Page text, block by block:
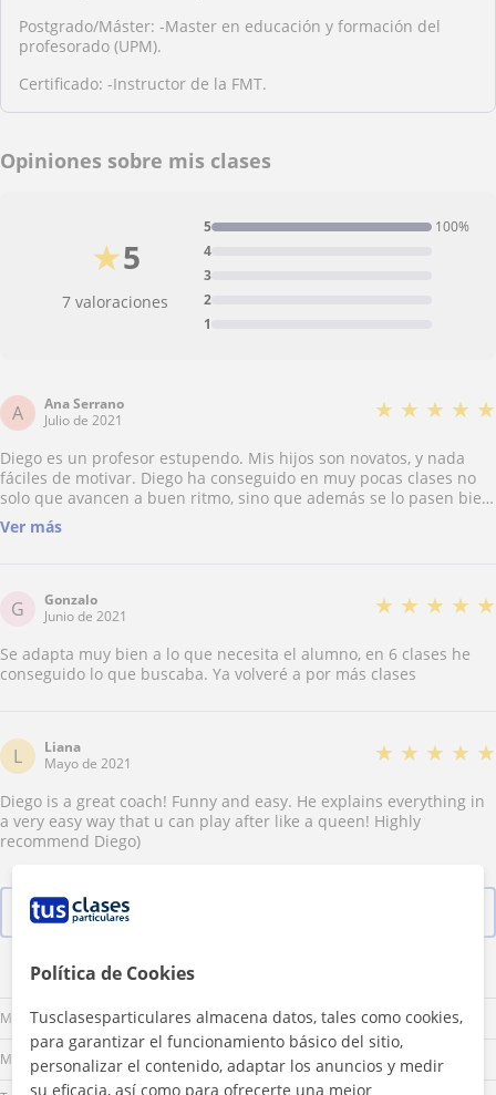
Postgrado/Máster: -Master en educación y formación del
profesorado (UPM).
Certificado: -Instructor de la FMT.
Opiniones sobre mis clases
5
★
7 valoraciones
1
2
3
4
5 100%
A
Ana Serrano
Julio de 2021
★ ★ ★ ★ ★
Diego es un profesor estupendo. Mis hijos son novatos, y nada
fáciles de motivar. Diego ha conseguido en muy pocas clases no
solo que avancen a buen ritmo, sino que además se lo pasen bien.
Estamos deseando ficharle para que continúen con él el curso que
viene.
Ver más
G
Gonzalo
Junio de 2021
★ ★ ★ ★ ★
Se adapta muy bien a lo que necesita el alumno, en 6 clases he
conseguido lo que buscaba. Ya volveré a por más clases
L
Liana
Mayo de 2021
★ ★ ★ ★ ★
Diego is a great coach! Funny and easy. He explains everything in
a very easy way that u can play after like a queen! Highly
recommend Diego)
Lu
Mañana
Mediodía
Política de Cookies
Tusclasesparticulares almacena datos, tales como cookies,
para garantizar el funcionamiento básico del sitio,
personalizar el contenido, adaptar los anuncios y medir
su eficacia, así como para ofrecerte una mejor